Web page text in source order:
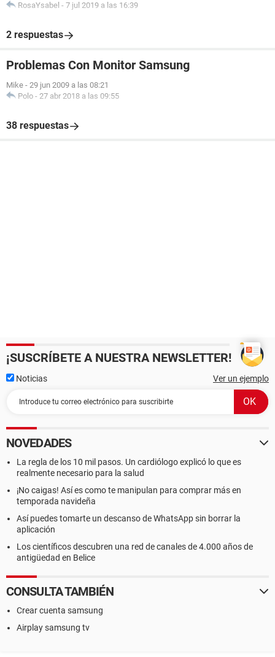
RosaYsabel - 7 jul 2019 a las 16:39
2 respuestas
Problemas Con Monitor Samsung
Mike - 29 jun 2009 a las 08:21
Polo - 27 abr 2018 a las 09:55
38 respuestas
¡SUSCRÍBETE A NUESTRA NEWSLETTER!
Noticias Ver un ejemplo
NOVEDADES
La regla de los 10 mil pasos. Un cardiólogo explicó lo que es
realmente necesario para la salud
¡No caigas! Así es como te manipulan para comprar más en
temporada navideña
Así puedes tomarte un descanso de WhatsApp sin borrar la
aplicación
Los científicos descubren una red de canales de 4.000 años de
antigüedad en Belice
CONSULTA TAMBIÉN
Crear cuenta samsung
Airplay samsung tv